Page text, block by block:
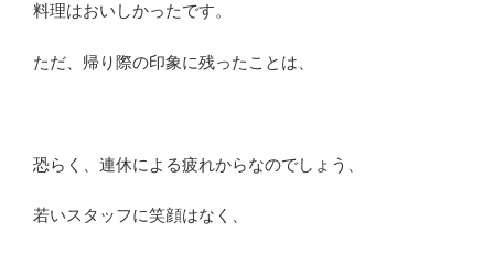
料理はおいしかったです。
ただ、帰り際の印象に残ったことは、
恐らく、連休による疲れからなのでしょう、
若いスタッフに笑顔はなく、